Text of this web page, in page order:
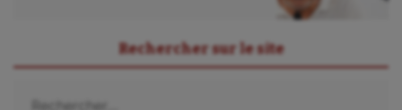
Rechercher sur le site